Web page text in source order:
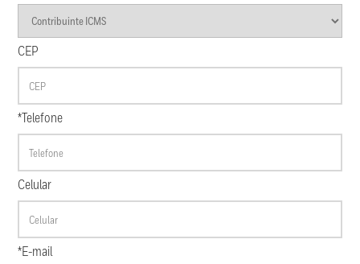
CEP
*Telefone
Celular
*E-mail